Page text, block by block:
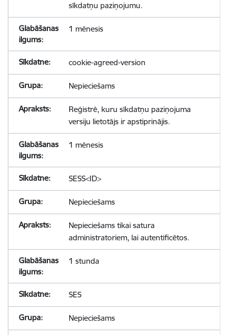
sīkdatņu paziņojumu.
1 mēnesis
cookie-agreed-version
Nepieciešams
Reģistrē, kuru sīkdatņu paziņojuma
versiju lietotājs ir apstiprinājis.
1 mēnesis
SESS<ID>
Nepieciešams
Nepieciešams tikai satura
administratoriem, lai autentificētos.
1 stunda
SES
Nepieciešams